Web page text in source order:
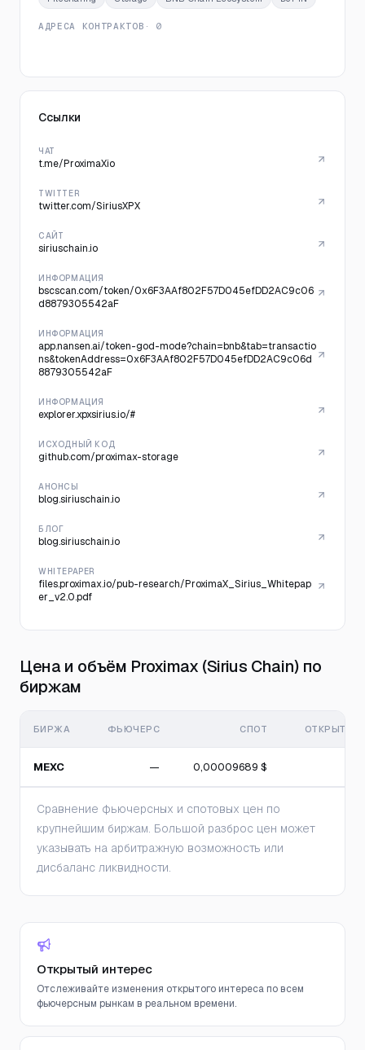
АДРЕСА КОНТРАКТОВ · 0
Ссылки
ЧАТ
t.me/ProximaXio
TWITTER
twitter.com/SiriusXPX
САЙТ
siriuschain.io
ИНФОРМАЦИЯ
bscscan.com/token/0x6F3AAf802F57D045efDD2AC9c06
d8879305542aF
ИНФОРМАЦИЯ
app.nansen.ai/token-god-mode?chain=bnb&tab=transactio
ns&tokenAddress=0x6F3AAf802F57D045efDD2AC9c06d
8879305542aF
ИНФОРМАЦИЯ
explorer.xpxsirius.io/#
ИСХОДНЫЙ КОД
github.com/proximax-storage
АНОНСЫ
blog.siriuschain.io
БЛОГ
blog.siriuschain.io
WHITEPAPER
files.proximax.io/pub-research/ProximaX_Sirius_Whitepap
er_v2.0.pdf
Цена и объём Proximax (Sirius Chain) по
биржам
БИРЖА ФЬЮЧЕРС СПОТ ОТКРЫТЫЙ
MEXC — 0,00009689 $
Сравнение фьючерсных и спотовых цен по
крупнейшим биржам. Большой разброс цен может
указывать на арбитражную возможность или
дисбаланс ликвидности.
Открытый интерес
Отслеживайте изменения открытого интереса по всем
фьючерсным рынкам в реальном времени.